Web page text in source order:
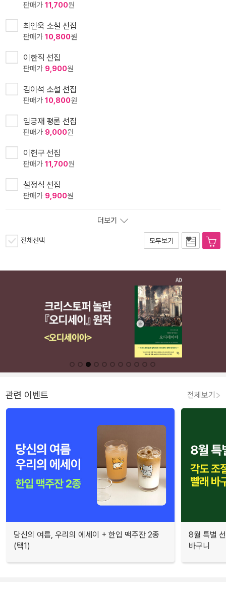
판매가 11,700원
최인욱 소설 선집
판매가 10,800원
이한직 선집
판매가 9,900원
김이석 소설 선집
판매가 10,800원
임긍재 평론 선집
판매가 9,000원
이헌구 선집
판매가 11,700원
설정식 선집
판매가 9,900원
더보기
전체선택 모두보기
관련 이벤트 전체보기
당신의 여름, 우리의 에세이 + 한입 맥주잔 2종
(택1)
8월 특별
바구니